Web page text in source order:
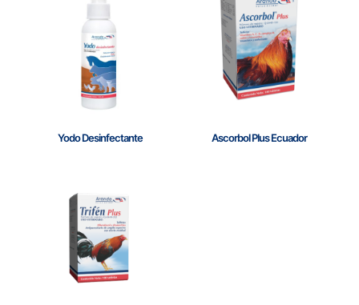
Yodo Desinfectante Ascorbol Plus Ecuador